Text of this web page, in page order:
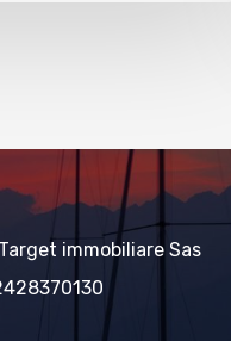
immobiliare Sas